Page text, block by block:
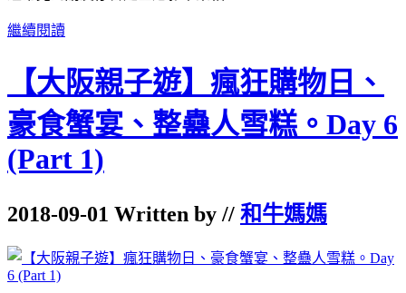
繼續閱讀
【大阪親子遊】瘋狂購物日、
豪食蟹宴、整蠱人雪糕。Day 6
(Part 1)
2018-09-01 Written by // 和牛媽媽